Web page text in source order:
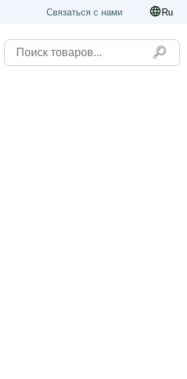
Связаться с нами Ru